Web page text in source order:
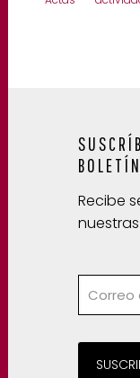
BOLETÍN
Recibe